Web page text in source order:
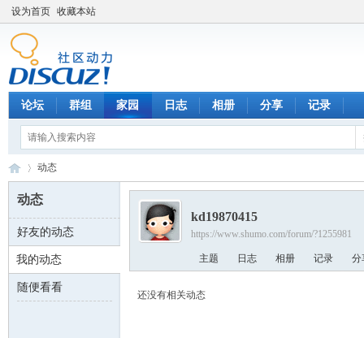
设为首页 收藏本站
论坛 群组 家园 日志 相册 分享 记录
数 ›
动态
动态
好友的动态
我的动态
随便看看
kd19870415
https://www.shumo.com/forum/?1255981
主题 日志 相册 记录 分
还没有相关动态